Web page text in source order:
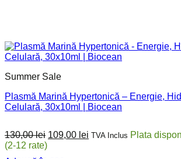
Summer Sale
Plasmă Marină Hypertonică – Energie,
Celulară, 30x10ml | Biocean
130,00lei Prețul
109,00 lei Prețul
TVA Inclus